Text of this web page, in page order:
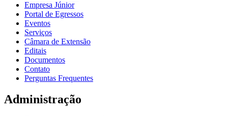
Empresa Júnior
Portal de Egressos
Eventos
Serviços
Câmara de Extensão
Editais
Documentos
Contato
Perguntas Frequentes
Administração